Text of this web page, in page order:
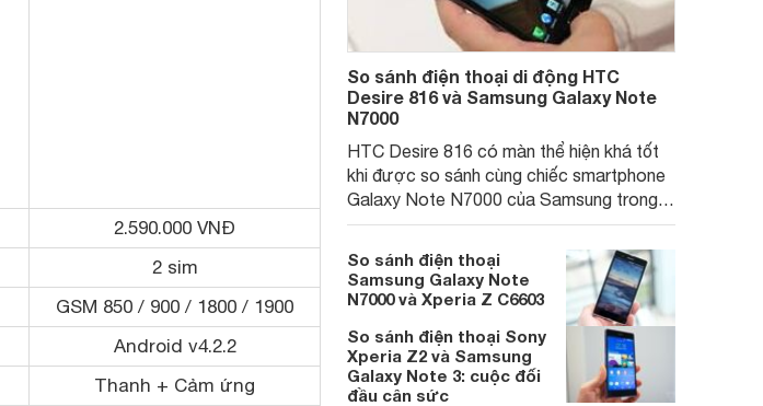
2.590.000 VNĐ
2 sim
GSM 850 / 900 / 1800 / 1900
Android v4.2.2
Thanh + Cảm ứng
So sánh điện thoại di động HTC
Desire 816 và Samsung Galaxy Note
N7000
HTC Desire 816 có màn thể hiện khá tốt
khi được so sánh cùng chiếc smartphone
Galaxy Note N7000 của Samsung trong
cùng mức giá tầm trung
So sánh điện thoại
Samsung Galaxy Note
N7000 và Xperia Z C6603
So sánh điện thoại Sony
Xperia Z2 và Samsung
Galaxy Note 3: cuộc đối
đầu cân sức